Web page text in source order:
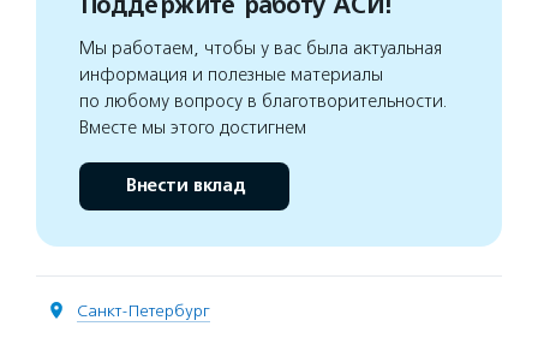
Мы работаем, чтобы у вас была актуальная
информация и полезные материалы
по любому вопросу в благотворительности.
Вместе мы этого достигнем
Внести вклад
Санкт-Петербург